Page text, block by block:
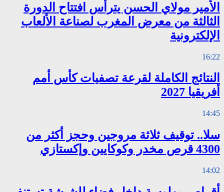
الأمير مولاي الحسن يترأس افتتاح الدورة
الثالثة من معرض المغرب لصناعة الألعاب
الإلكترونية
16:22
النتائج الكاملة لقرعة تصفيات كأس أمم
أفريقيا 2027
14:45
سلا.. توقيف ثلاثة مروجين وحجز أكثر من
4300 قرص مخدر وكوكايين وإكستازي
14:02